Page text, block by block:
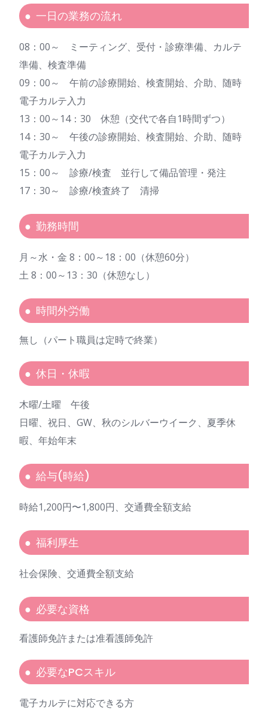
一日の業務の流れ
08：00～ ミーティング、受付・診療準備、カルテ
準備、検査準備
09：00～ 午前の診療開始、検査開始、介助、随時
電子カルテ入力
13：00～14：30 休憩（交代で各自1時間ずつ）
14：30～ 午後の診療開始、検査開始、介助、随時
電子カルテ入力
15：00～ 診療/検査 並行して備品管理・発注
17：30～ 診療/検査終了 清掃
勤務時間
月～水・金 8：00～18：00（休憩60分）
土 8：00～13：30（休憩なし）
時間外労働
無し（パート職員は定時で終業）
休日・休暇
木曜/土曜 午後
日曜、祝日、GW、秋のシルバーウイーク、夏季休
暇、年始年末
給与(時給)
時給1,200円〜1,800円、交通費全額支給
福利厚生
社会保険、交通費全額支給
必要な資格
看護師免許または准看護師免許
必要なPCスキル
電子カルテに対応できる方